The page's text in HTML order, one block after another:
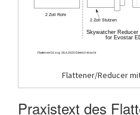
Flattener/Reducer mit
Praxistext des